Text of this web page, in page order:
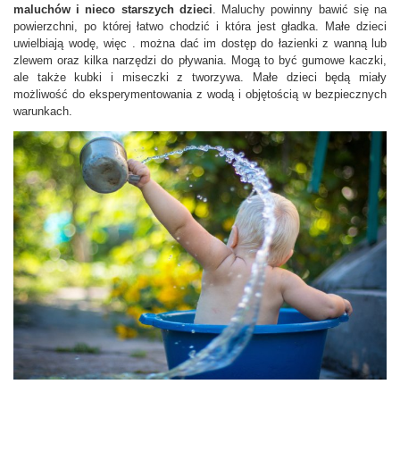
maluchów i nieco starszych dzieci . Maluchy powinny bawić się na
powierzchni, po której łatwo chodzić i która jest gładka. Małe dzieci
uwielbiają wodę, więc . można dać im dostęp do łazienki z wanną lub
zlewem oraz kilka narzędzi do pływania. Mogą to być gumowe kaczki,
ale także kubki i miseczki z tworzywa. Małe dzieci będą miały
możliwość do eksperymentowania z wodą i objętością w bezpiecznych
warunkach.